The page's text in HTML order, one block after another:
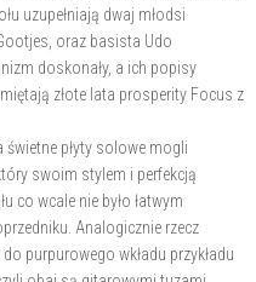
uzupełniają dwaj młodsi
oraz basista Udo
doskonały, a ich popisy
złote lata prosperity Focus z
świetne płyty solowe mogli
swoim stylem i perfekcją
co wcale nie było łatwym
Analogicznie rzecz
purpurowego wkładu przykładu